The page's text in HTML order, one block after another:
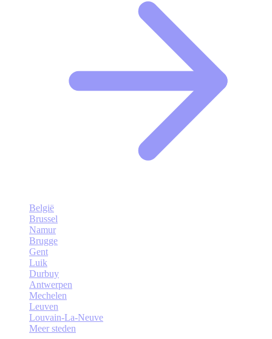
België
Brussel
Namur
Brugge
Gent
Luik
Durbuy
Antwerpen
Mechelen
Leuven
Louvain-La-Neuve
Meer steden